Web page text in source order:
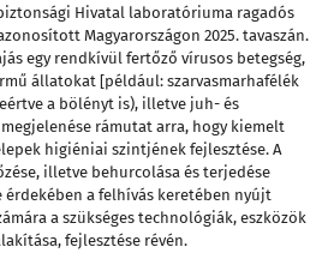
Hivatal laboratóriuma ragadós
Magyarországon 2025. tavaszán.
egy rendkívül fertőző vírusos betegség,
állatokat [például: szarvasmarhafélék
a bölényt is), illetve juh- és
rámutat arra, hogy kiemelt
higiéniai szintjének fejlesztése. A
illetve behurcolása és terjedése
érdekében a felhívás keretében nyújt
a szükséges technológiák, eszközök
fejlesztése révén.